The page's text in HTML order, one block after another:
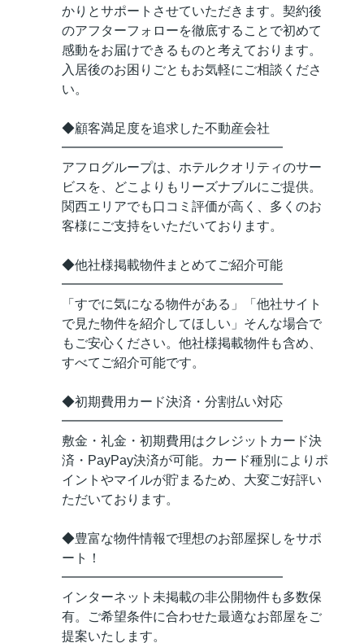
かりとサポートさせていただきます。契約後
のアフターフォローを徹底することで初めて
感動をお届けできるものと考えております。
入居後のお困りごともお気軽にご相談くださ
い。
◆顧客満足度を追求した不動産会社
━━━━━━━━━━━━━━━━━
アフログループは、ホテルクオリティのサー
ビスを、どこよりもリーズナブルにご提供。
関西エリアでも口コミ評価が高く、多くのお
客様にご支持をいただいております。
◆他社様掲載物件まとめてご紹介可能
━━━━━━━━━━━━━━━━━
「すでに気になる物件がある」「他社サイト
で見た物件を紹介してほしい」そんな場合で
もご安心ください。他社様掲載物件も含め、
すべてご紹介可能です。
◆初期費用カード決済・分割払い対応
━━━━━━━━━━━━━━━━━
敷金・礼金・初期費用はクレジットカード決
済・PayPay決済が可能。カード種別によりポ
イントやマイルが貯まるため、大変ご好評い
ただいております。
◆豊富な物件情報で理想のお部屋探しをサポ
ート！
━━━━━━━━━━━━━━━━━
インターネット未掲載の非公開物件も多数保
有。ご希望条件に合わせた最適なお部屋をご
提案いたします。